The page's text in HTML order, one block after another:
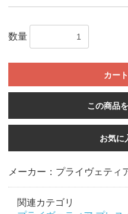
数量
カー
この商品
お気に
メーカー：プライヴェティ
関連カテゴリ